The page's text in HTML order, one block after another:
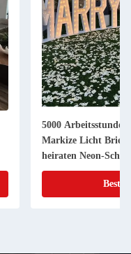
5000 Arbeitsstunden
Markize Licht Briefe
heiraten Neon-
Schild
Beste